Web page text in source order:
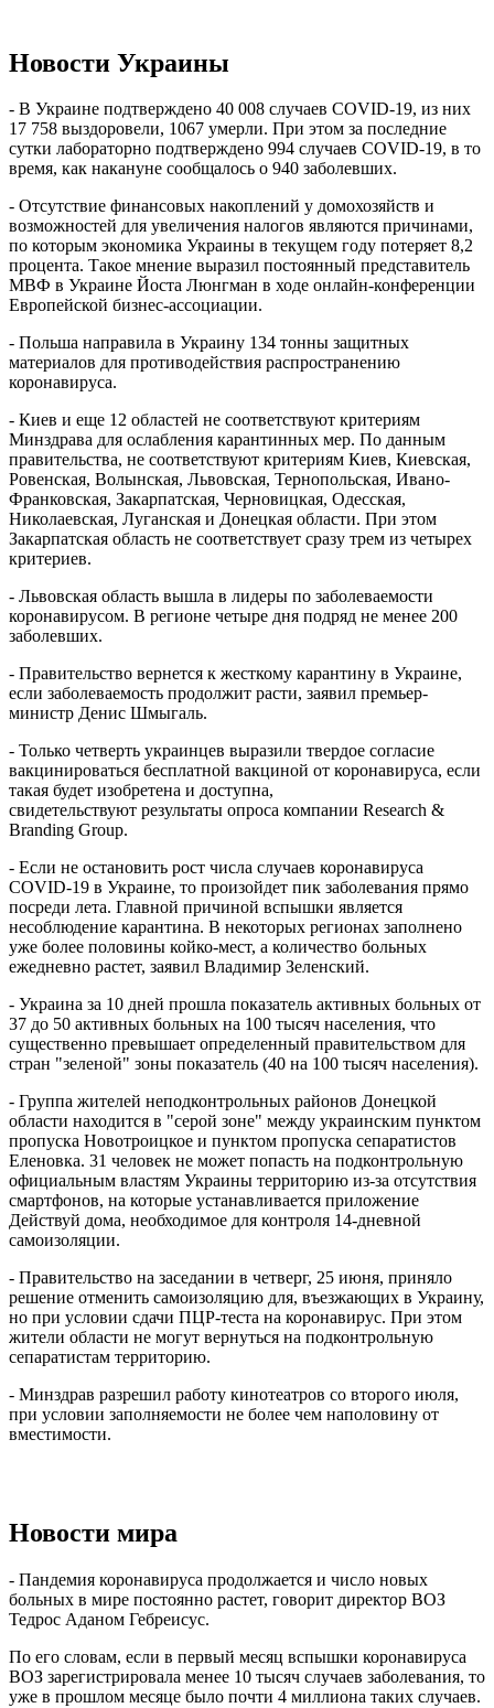
Новости Украины
- В Украине подтверждено 40 008 случаев COVID-19, из них
17 758 выздоровели, 1067 умерли. При этом за последние
сутки лабораторно подтверждено 994 случаев COVID-19, в то
время, как накануне сообщалось о 940 заболевших.
- Отсутствие финансовых накоплений у домохозяйств и
возможностей для увеличения налогов являются причинами,
по которым экономика Украины в текущем году потеряет 8,2
процента. Такое мнение выразил постоянный представитель
МВФ в Украине Йоста Люнгман в ходе онлайн-конференции
Европейской бизнес-ассоциации.
- Польша направила в Украину 134 тонны защитных
материалов для противодействия распространению
коронавируса.
- Киев и еще 12 областей не соответствуют критериям
Минздрава для ослабления карантинных мер. По данным
правительства, не соответствуют критериям Киев, Киевская,
Ровенская, Волынская, Львовская, Тернопольская, Ивано-
Франковская, Закарпатская, Черновицкая, Одесская,
Николаевская, Луганская и Донецкая области. При этом
Закарпатская область не соответствует сразу трем из четырех
критериев.
- Львовская область вышла в лидеры по заболеваемости
коронавирусом. В регионе четыре дня подряд не менее 200
заболевших.
- Правительство вернется к жесткому карантину в Украине,
если заболеваемость продолжит расти, заявил премьер-
министр Денис Шмыгаль.
- Только четверть украинцев выразили твердое согласие
вакцинироваться бесплатной вакциной от коронавируса, если
такая будет изобретена и доступна,
свидетельствуют результаты опроса компании Research &
Branding Group.
- Если не остановить рост числа случаев коронавируса
COVID-19 в Украине, то произойдет пик заболевания прямо
посреди лета. Главной причиной вспышки является
несоблюдение карантина. В некоторых регионах заполнено
уже более половины койко-мест, а количество больных
ежедневно растет, заявил Владимир Зеленский.
- Украина за 10 дней прошла показатель активных больных от
37 до 50 активных больных на 100 тысяч населения, что
существенно превышает определенный правительством для
стран "зеленой" зоны показатель (40 на 100 тысяч населения).
- Группа жителей неподконтрольных районов Донецкой
области находится в "серой зоне" между украинским пунктом
пропуска Новотроицкое и пунктом пропуска сепаратистов
Еленовка. 31 человек не может попасть на подконтрольную
официальным властям Украины территорию из-за отсутствия
смартфонов, на которые устанавливается приложение
Действуй дома, необходимое для контроля 14-дневной
самоизоляции.
- Правительство на заседании в четверг, 25 июня, приняло
решение отменить самоизоляцию для, въезжающих в Украину,
но при условии сдачи ПЦР-теста на коронавирус. При этом
жители области не могут вернуться на подконтрольную
сепаратистам территорию.
- Минздрав разрешил работу кинотеатров со второго июля,
при условии заполняемости не более чем наполовину от
вместимости.
Новости мира
- Пандемия коронавируса продолжается и число новых
больных в мире постоянно растет, говорит директор ВОЗ
Тедрос Аданом Гебреисус.
По его словам, если в первый месяц вспышки коронавируса
ВОЗ зарегистрировала менее 10 тысяч случаев заболевания, то
уже в прошлом месяце было почти 4 миллиона таких случаев.